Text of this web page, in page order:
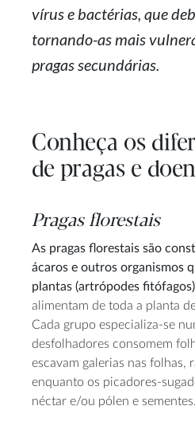
vírus e bactérias, que
tornando-as mais
pragas secundárias.
Conheça os
de pragas e
Pragas florestais
As pragas florestais são
ácaros e outros organismos
plantas (artrópodes
alimentam de toda a planta
Cada grupo especializa-se
desfolhadores consomem
escavam galerias nas folhas,
enquanto os picadores-
néctar e/ou pólen e sementes.